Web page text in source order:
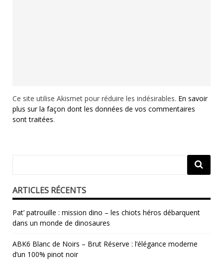
Ce site utilise Akismet pour réduire les indésirables. En savoir
plus sur la façon dont les données de vos commentaires
sont traitées.
ARTICLES RÉCENTS
Pat’ patrouille : mission dino – les chiots héros débarquent
dans un monde de dinosaures
ABK6 Blanc de Noirs – Brut Réserve : l’élégance moderne
d’un 100% pinot noir